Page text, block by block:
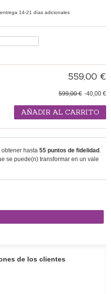
14-21 días adicionales
559,00 €
-40,00 €
599,00 €
AÑADIR AL CARRITO
hasta 55 puntos de fidelidad
se puede(n) transformar en un vale
de los clientes